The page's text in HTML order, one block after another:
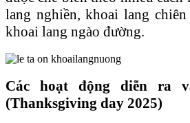
lang nghiền, khoai lang
khoai lang ngào đường.
Các hoạt động diễn ra
(Thanksgiving day 2025)